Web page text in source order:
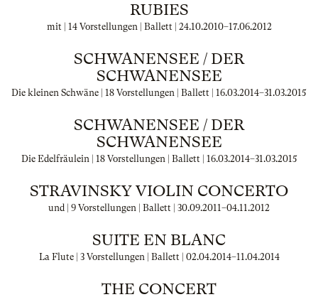
RUBIES
mit | 14 Vorstellungen | Ballett | 24.10.2010–17.06.2012
SCHWANENSEE / DER
SCHWANENSEE
Die kleinen Schwäne | 18 Vorstellungen | Ballett | 16.03.2014–31.03.2015
SCHWANENSEE / DER
SCHWANENSEE
Die Edelfräulein | 18 Vorstellungen | Ballett | 16.03.2014–31.03.2015
STRAVINSKY VIOLIN CONCERTO
und | 9 Vorstellungen | Ballett | 30.09.2011–04.11.2012
SUITE EN BLANC
La Flute | 3 Vorstellungen | Ballett | 02.04.2014–11.04.2014
THE CONCERT